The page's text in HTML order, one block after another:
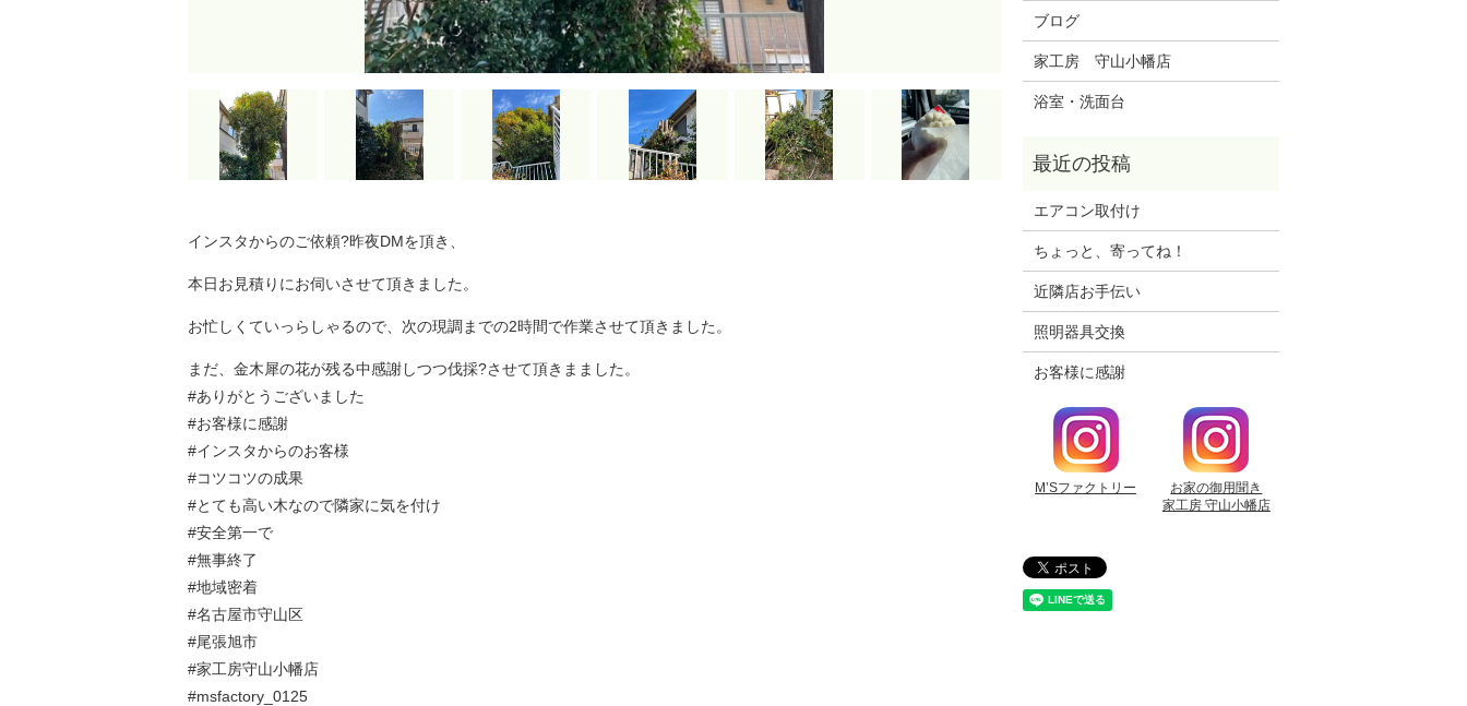
インスタからのご依頼?昨夜DMを頂き、
本日お見積りにお伺いさせて頂きました。
お忙しくていっらしゃるので、次の現調までの2時間で作業させて頂きました。
まだ、金木犀の花が残る中感謝しつつ伐採?させて頂きまました。
#ありがとうございました
#お客様に感謝
#インスタからのお客様
#コツコツの成果
#とても高い木なので隣家に気を付け
#安全第一で
#無事終了
#地域密着
#名古屋市守山区
#尾張旭市
#家工房守山小幡店
#msfactory_0125
ブログ
家工房 守山小幡店
浴室・洗面台
エアコン取付け
ちょっと、寄ってね！
近隣店お手伝い
照明器具交換
お客様に感謝
M’Sファクトリー
お家の御用聞き
家工房 守山小幡店